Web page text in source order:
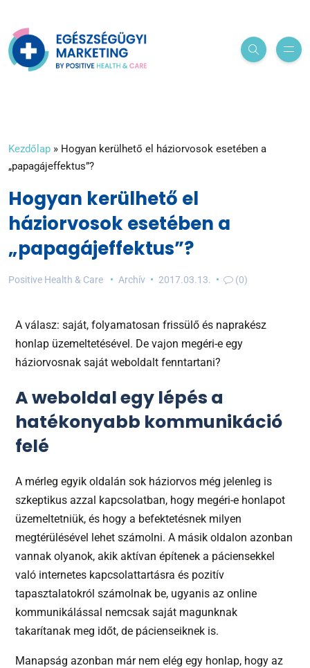
Kezdőlap » Hogyan kerülhető el háziorvosok esetében a
„papagájeffektus”?
Hogyan kerülhető el
háziorvosok esetében a
„papagájeffektus”?
Positive Health & Care Archív 2017.03.13. (0)
A válasz: saját, folyamatosan frissülő és naprakész
honlap üzemeltetésével. De vajon megéri-e egy
háziorvosnak saját weboldalt fenntartani?
A weboldal egy lépés a
hatékonyabb kommunikáció
felé
A mérleg egyik oldalán sok háziorvos még jelenleg is
szkeptikus azzal kapcsolatban, hogy megéri-e honlapot
üzemeltetniük, és hogy a befektetésnek milyen
megtérülésével lehet számolni. A másik oldalon azonban
vannak olyanok, akik aktívan építenek a páciensekkel
való internetes kapcsolattartásra és pozitív
tapasztalatokról számolnak be, ugyanis az online
kommunikálással nemcsak saját magunknak
takarítanak meg időt, de pácienseiknek is.
Manapság azonban már nem elég egy honlap, hogy az